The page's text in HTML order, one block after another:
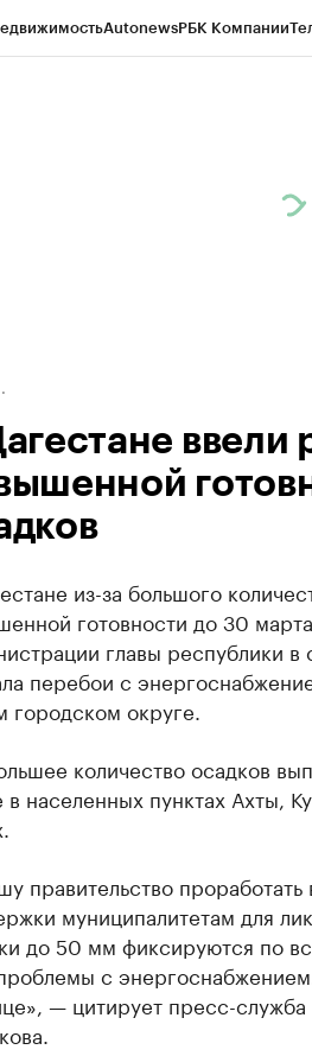
AutonewsРБК Компании
ввели
из-за большого
готовности до 30
главы республики
перебои с
городском округе.
количество осадков
в населенных пунктах Ахты,
правительство
муниципалитетам для
до 50 мм фиксируются по
с
— цитирует пресс-